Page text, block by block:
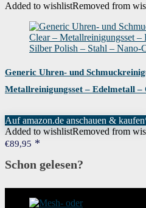
Added to wishlistRemoved from
Generic Uhren- und
Metallreinigungsset – Edelmetall –
Auf amazon.de anschauen &
Added to wishlistRemoved from
€89,95
Schon gelesen?